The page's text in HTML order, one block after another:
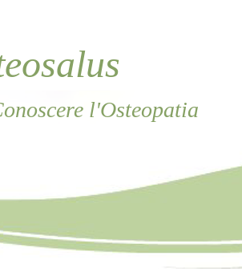
l'Osteopatia